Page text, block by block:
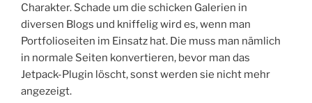
Charakter. Schade um die schicken Galerien in
diversen Blogs und kniffelig wird es, wenn man
Portfolioseiten im Einsatz hat. Die muss man nämlich
in normale Seiten konvertieren, bevor man das
Jetpack-Plugin löscht, sonst werden sie nicht mehr
angezeigt.